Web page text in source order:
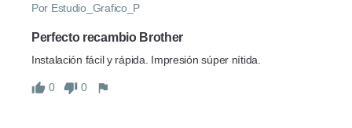
Por Estudio_Grafico_P
Perfecto recambio Brother
Instalación fácil y rápida. Impresión súper nítida.
0 0